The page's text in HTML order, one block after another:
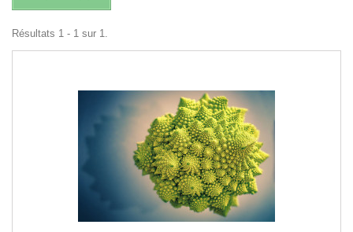
Résultats 1 - 1 sur 1.